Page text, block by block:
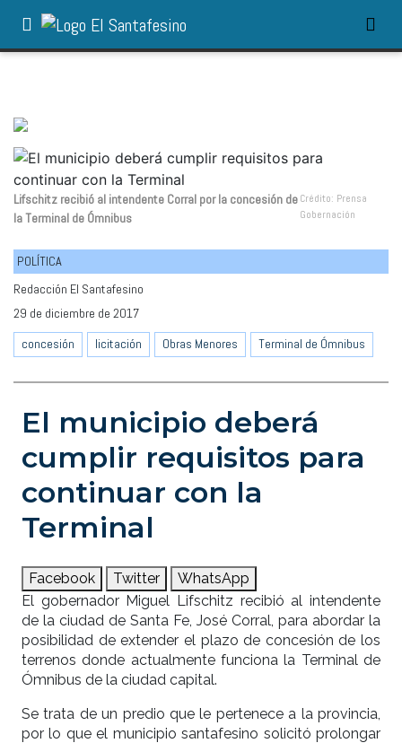
Lifschitz recibió al intendente Corral por la concesión de
la Terminal de Ómnibus
Crédito: Prensa
Gobernación
POLÍTICA
Redacción El Santafesino
29 de diciembre de 2017
concesión
licitación Obras Menores Terminal de Ómnibus
El municipio deberá
cumplir requisitos para
continuar con la
Terminal
Facebook Twitter
WhatsApp
El gobernador Miguel Lifschitz recibió al intendente
de la ciudad de Santa Fe, José Corral, para abordar la
posibilidad de extender el plazo de concesión de los
terrenos donde actualmente funciona la Terminal de
Ómnibus de la ciudad capital.
Se trata de un predio que le pertenece a la provincia,
por lo que el municipio santafesino solicitó prolongar